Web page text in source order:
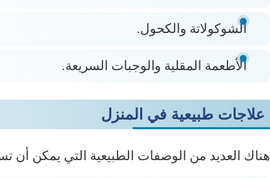
الشوكولاتة والكحول.
الأطعمة المقلية والوجبات السريعة.
علاجات طبيعية في المنزل
هناك العديد من الوصفات الطبيعية التي يمكن أن